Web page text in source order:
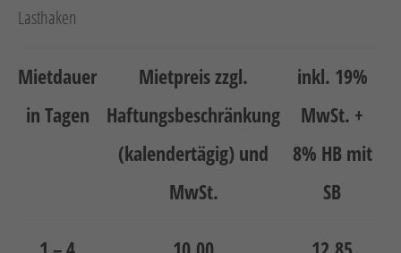
Lasthaken
Mietdauer
in Tagen
Mietpreis zzgl.
Haftungsbeschränkung
(kalendertägig) und
MwSt.
inkl. 19%
MwSt. +
8% HB mit
SB